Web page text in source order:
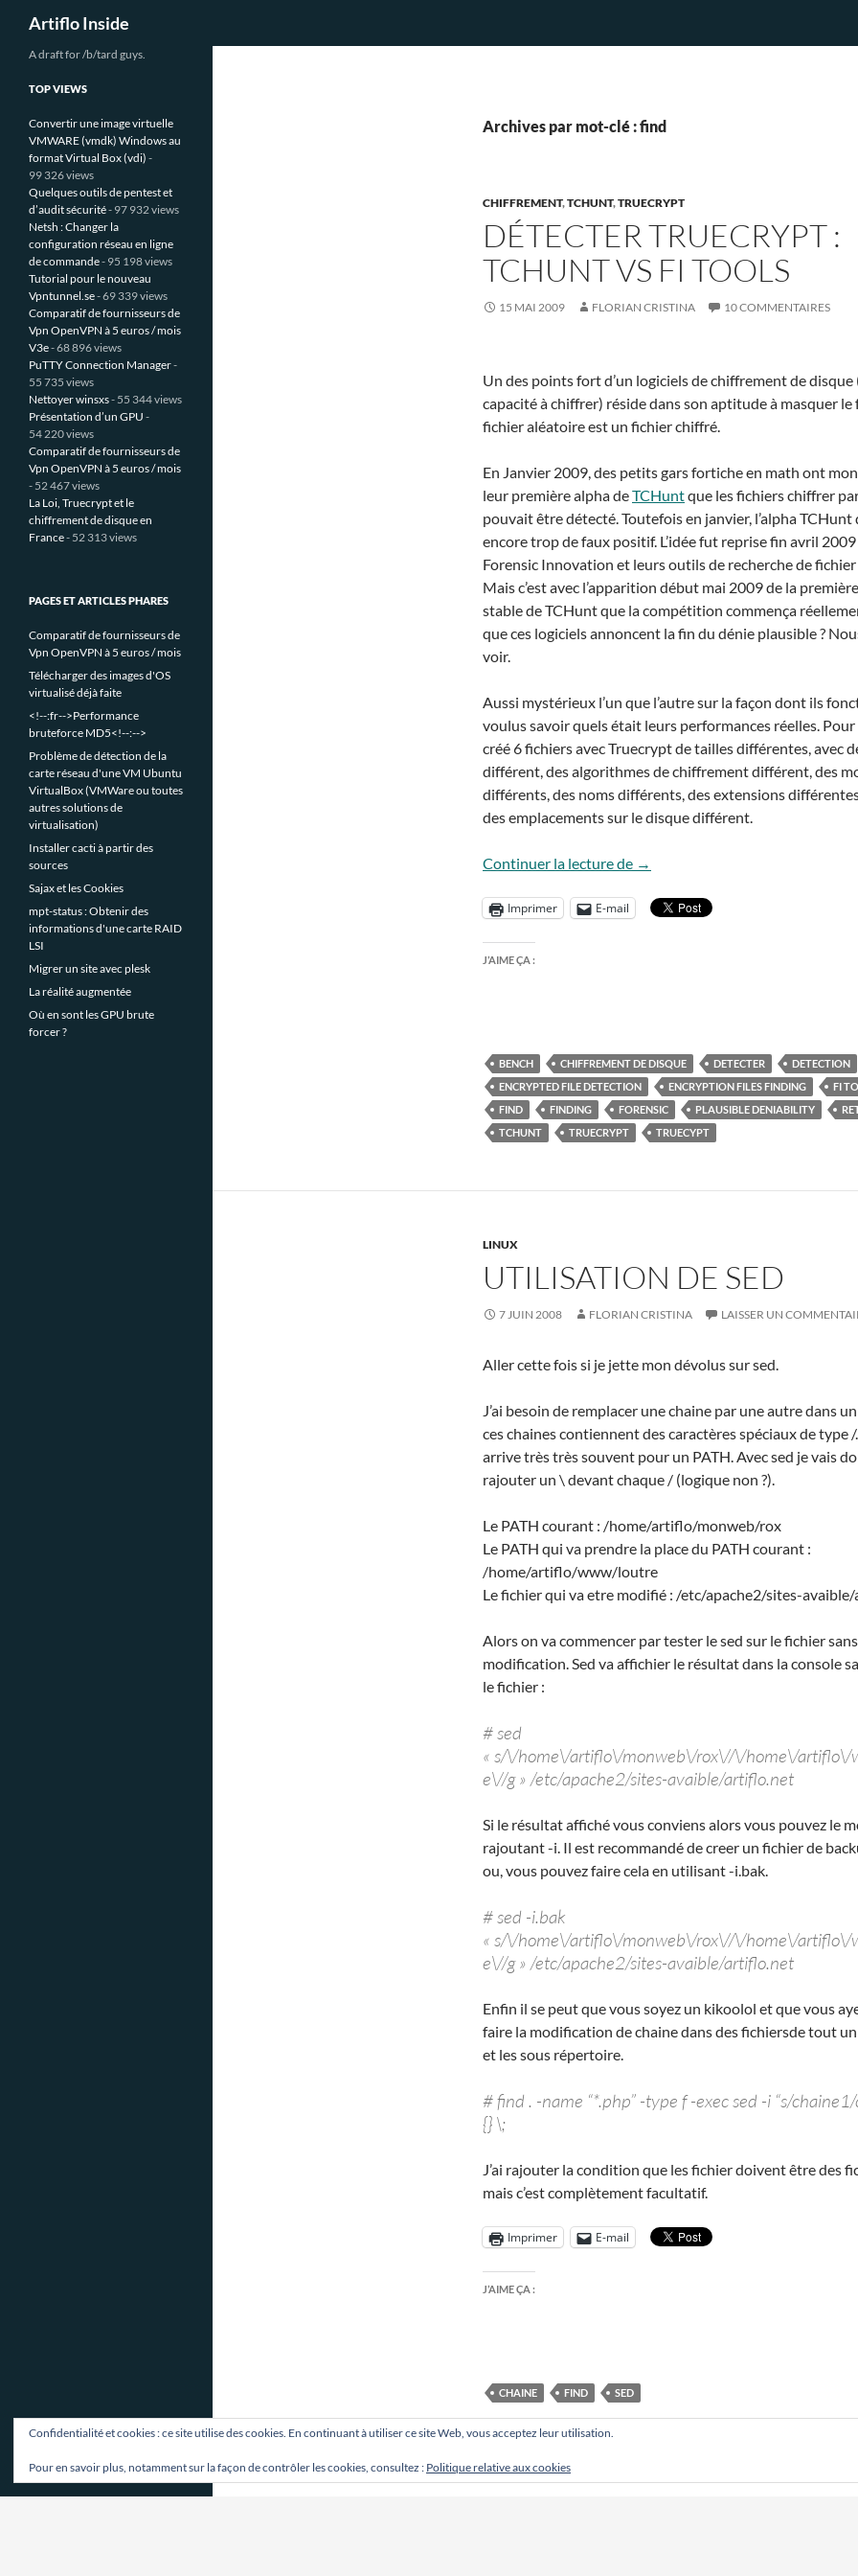
Aller
Artiflo Inside
Archives par mot-clé : find
CHIFFREMENT,TCHUNT,TRUECRYPT
DÉTECTER TRUECRYPT :
TCHUNT VS FI TOOLS
15 MAI 2009 FLORIAN CRISTINA 10 COMMENTAIRES
Un des points fort d’un logiciels de chiffrement de disque
capacité à chiffrer) réside dans son aptitude à masquer le
fichier aléatoire est un fichier chiffré.
En Janvier 2009, des petits gars fortiche en math ont
leur première alpha deTCHuntque les fichiers chiffrer
pouvait être détecté. Toutefois en janvier, l’alpha TCHunt
encore trop de faux positif. L’idée fut reprise fin avril
Forensic Innovation et leurs outils de recherche de fichier
Mais c’est avec l’apparition début mai 2009 de la
stable de TCHunt que la compétition commença
que ces logiciels annoncent la fin du dénie plausible ?
voir.
Aussi mystérieux l’un que l’autre sur la façon dont ils
voulus savoir quels était leurs performances réelles. Pour
créé 6 fichiers avec Truecrypt de tailles différentes, avec
différent, des algorithmes de chiffrement différent, des
différents, des noms différents, des extensions
des emplacements sur le disque différent.
Continuer la lecture de Détecter truecrypt : TCHunt vs FI
→
Imprimer E-mail
J’AIME ÇA :
BENCH CHIFFREMENT DE DISQUE DETECTER
DETECTION
ENCRYPTED FILE DETECTION
ENCRYPTION FILES FINDING
FI
FIND
FINDING FORENSIC PLAUSIBLE DENIABILITY
TCHUNT
TRUECRYPT TRUECYPT
LINUX
UTILISATION DE SED
7 JUIN 2008 FLORIAN CRISTINA LAISSER UN
Aller cette fois si je jette mon dévolus sur sed.
J’ai besoin de remplacer une chaine par une autre dans
ces chaines contiennent des caractères spéciaux de type /
arrive très très souvent pour un PATH. Avec sed je vais
rajouter un \ devant chaque / (logique non ?).
Le PATH courant : /home/artiflo/monweb/rox
Le PATH qui va prendre la place du PATH courant :
/home/artiflo/www/loutre
Le fichier qui va etre modifié : /etc/apache2/sites-
Alors on va commencer par tester le sed sur le fichier
modification. Sed va affichier le résultat dans la console
le fichier :
# sed
« s/\/home\/artiflo\/monweb\/rox\//\/home\/
e\//g » /etc/apache2/sites-avaible/artiflo.net
Si le résultat affiché vous conviens alors vous pouvez le
rajoutant -i. Il est recommandé de creer un fichier de
ou, vous pouvez faire cela en utilisant -i.bak.
# sed -i.bak
« s/\/home\/artiflo\/monweb\/rox\//\/home\/
e\//g » /etc/apache2/sites-avaible/artiflo.net
Enfin il se peut que vous soyez un kikoolol et que vous
faire la modification de chaine dans des fichiersde tout
et les sous répertoire.
# find . -name “*.php” -type f -exec sed -i “s/
{} \;
J’ai rajouter la condition que les fichier doivent être des
mais c’est complètement facultatif.
Imprimer E-mail
J’AIME ÇA :
CHAINE FIND SED
A draft for /b/tard guys.
TOP VIEWS
Convertir une image virtuelle
VMWARE (vmdk) Windows au
format Virtual Box (vdi) -
99 326 views
Quelques outils de pentest et
d’audit sécurité- 97 932 views
Netsh : Changer la
configuration réseau en ligne
de commande- 95 198 views
Tutorial pour le nouveau
Vpntunnel.se- 69 339 views
Comparatif de fournisseurs de
Vpn OpenVPN à 5 euros / mois
V3e- 68 896 views
PuTTY Connection Manager-
55 735 views
Nettoyer winsxs- 55 344 views
Présentation d’un GPU -
54 220 views
Comparatif de fournisseurs de
Vpn OpenVPN à 5 euros / mois
- 52 467 views
La Loi, Truecrypt et le
chiffrement de disque en
France- 52 313 views
PAGES ET ARTICLES PHARES
Comparatif de fournisseurs de
Vpn OpenVPN à 5 euros / mois
Télécharger des images d'OS
virtualisé déjà faite
<!--:fr-->Performance
bruteforce MD5<!--:-->
Problème de détection de la
carte réseau d'une VM Ubuntu
VirtualBox (VMWare ou toutes
autres solutions de
virtualisation)
Installer cacti à partir des
sources
Sajax et les Cookies
mpt-status : Obtenir des
informations d'une carte RAID
LSI
Migrer un site avec plesk
La réalité augmentée
Où en sont les GPU brute
forcer ?
Confidentialité et cookies : ce site utilise des cookies. En continuant à utiliser ce site Web, vous acceptez leur utilisation.
Pour en savoir plus, notamment sur la façon de contrôler les cookies, consultez : Politique relative aux cookies